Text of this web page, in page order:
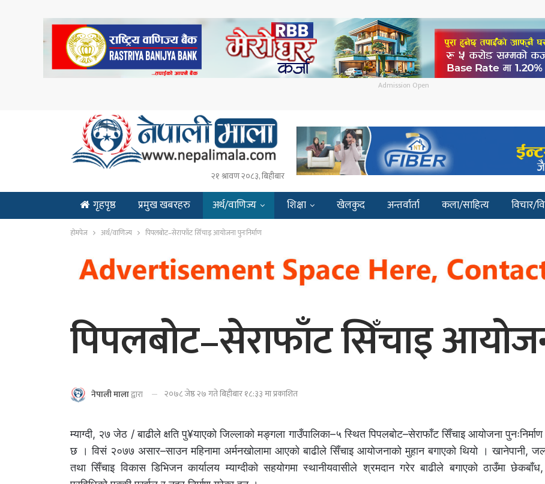
Admission Open
२१ श्रावण २०८३, बिहीबार
गृहपृष्ठ प्रमुख खबरहरु अर्थ/वाणिज्य शिक्षा खेलकुद अन्तर्वार्ता कला/साहित्य विचार/
ENGLISH
होमपेज अर्थ/वाणिज्य पिपलबोट–सेराफाँट सिँचाइ आयोजना पुनःनिर्माण
पिपलबोट–सेराफाँट सिँचाइ
नेपाली मालाद्वारा २०७८ जेष्ठ २७ गते बिहीबार १८:३३ मा प्रकाशित
म्याग्दी, २७ जेठ / बाढीले क्षति पु¥याएको जिल्लाको मङ्गला गाउँपालिका–५ स्थित पिपलबोट–सेराफाँट सिँचाइ आयोजना
छ । विसं २०७७ असार–साउन महिनामा अर्मनखोलामा आएको बाढीले सिँचाइ आयोजनाको मुहान बगाएको थियो । खानेपानी,
तथा सिँचाइ विकास डिभिजन कार्यालय म्याग्दीको सहयोगमा स्थानीयवासीले श्रमदान गरेर बाढीले बगाएको ठाउँमा